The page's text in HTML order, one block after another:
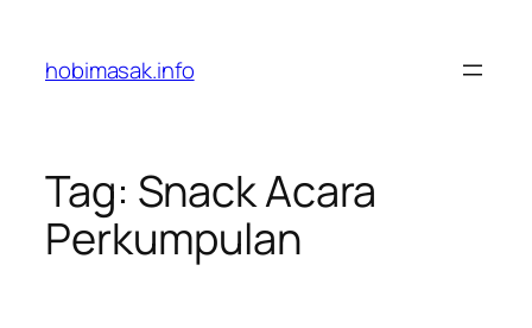
content
hobimasak.info
Tag: Snack Acara
Perkumpulan